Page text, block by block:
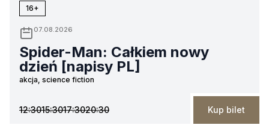
16+
07.08.2026
Spider-Man: Całkiem nowy
dzień [napisy PL]
akcja, science fiction
12:3015:3017:3020:30 Kup bilet